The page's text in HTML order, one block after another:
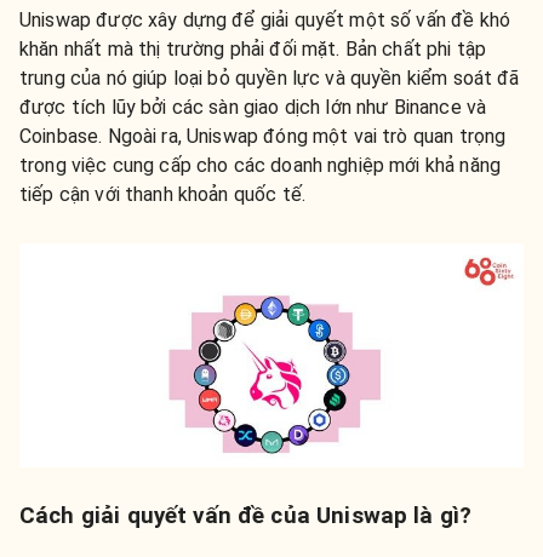
Uniswap được xây dựng để giải quyết một số vấn đề khó
khăn nhất mà thị trường phải đối mặt. Bản chất phi tập
trung của nó giúp loại bỏ quyền lực và quyền kiểm soát đã
được tích lũy bởi các sàn giao dịch lớn như Binance và
Coinbase. Ngoài ra, Uniswap đóng một vai trò quan trọng
trong việc cung cấp cho các doanh nghiệp mới khả năng
tiếp cận với thanh khoản quốc tế.
Cách giải quyết vấn đề của Uniswap là gì?